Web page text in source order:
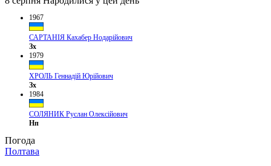
1967
САРТАНІЯ Кахабер Нодарійович
Зх
1979
ХРОЛЬ Геннадій Юрійович
Зх
1984
СОЛЯНИК Руслан Олексійович
Нп
Погода
Полтава